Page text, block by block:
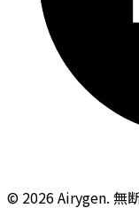
© 2026 Airygen. 無